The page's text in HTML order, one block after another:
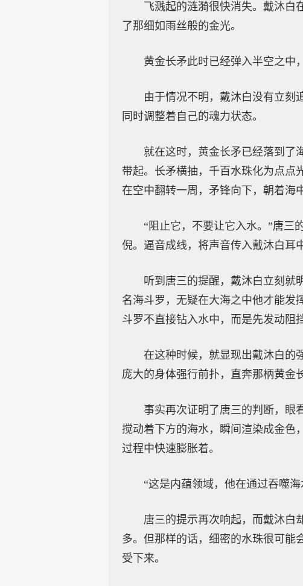
飞溅起的涟漪很快消失。戴沐
了那细如雨丝般的金光。
黄金长矛此时已经弹入半空之中
由于情况不明，戴沐白没有立刻
同时调整着自己的魂力状态。
就在这时，黄金长矛已经落到了
带起。长矛横抽，千百水珠化为点点
在空中翻转一周，矛锋向下，朝着海
“阻止它，不要让它入水。”唐三
倪。逼音成线，将声音传入戴沐白耳中
听到唐三的提醒，戴沐白立刻就
名海斗罗，无疑在大海之中他才能发
斗罗不直接钻入水中，而是先发动阻
在这种时候，就显现出戴沐白的
庞大的身体强行前扑，直奔那柄黄金
事实再次证明了唐三的判断，眼
搅动着下方的海水，瞬间渲染成金色
过程中快速膨胀着。
“这是内蕴领域，他在通过吞噬
唐三的提示再次响起，而戴沐白
多。但那样的话，细密的水珠很可能
受下来。